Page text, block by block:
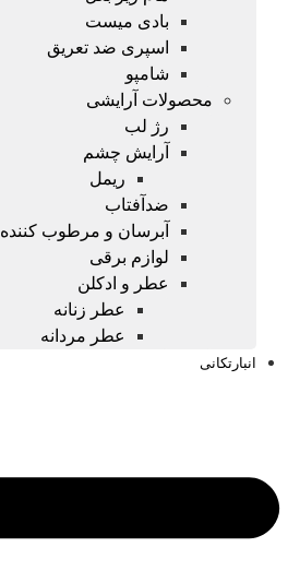
بادی میست
اسپری ضد تعریق
شامپو
محصولات آرایشی
رژ لب
آرایش چشم
ریمل
ضدآفتاب
آبرسان و مرطوب کننده
لوازم برقی
عطر و ادکلن
عطر زنانه
عطر مردانه
انبارتکانی